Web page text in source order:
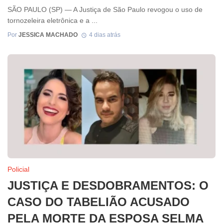
SÃO PAULO (SP) — A Justiça de São Paulo revogou o uso de
tornozeleira eletrônica e a ...
Por JESSICA MACHADO 4 dias atrás
Policial
JUSTIÇA E DESDOBRAMENTOS: O
CASO DO TABELIÃO ACUSADO
PELA MORTE DA ESPOSA SELMA